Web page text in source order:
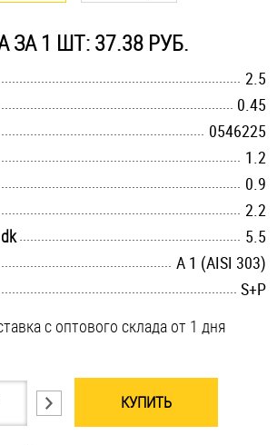
шурупы
ЗА 1 ШТ: 37.38 РУБ.
2.5
0.45
0546225
1.2
0.9
2.2
5.5
А 1 (AISI 303)
S+P
с оптового склада от 1 дня
КУПИТЬ